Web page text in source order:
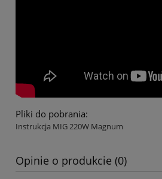
Pliki do pobrania:
Instrukcja MIG 220W Magnum
Opinie o produkcie (0)